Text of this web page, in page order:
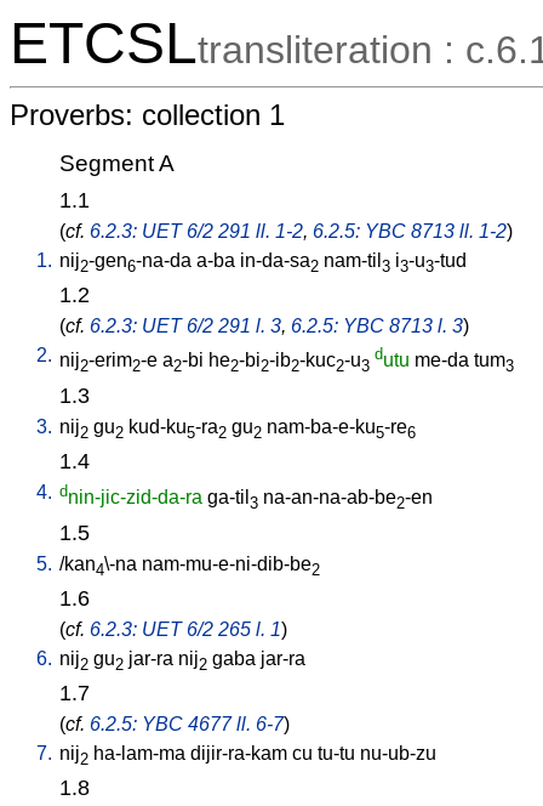
ETCSLtransliteration :
Proverbs: collection 1
Segment A
1.1
(cf. 6.2.3: UET 6/2 291 ll. 1-2, 6.2.5: YBC 8713 ll. 1-2)
1. nij2-gen6-na-da a-ba in-da-sa2 nam-til 3 i3-u3-tud
1.2
(cf. 6.2.3: UET 6/2 291 l. 3, 6.2.5: YBC 8713 l. 3)
2. nij2-erim2-e a2-bi he2-bi2-ib2-kuc2-u3
dutu me-da tum3
1.3
3. nij2 gu2 kud-ku5-ra2 gu2 nam-ba-e-ku5-re6
1.4
4. dnin-jic-zid-da-ra ga-til 3 na-an-na-ab-be2-en
1.5
5. /kan4\-na nam-mu-e-ni-dib-be2
1.6
(cf. 6.2.3: UET 6/2 265 l. 1)
6. nij2 gu2 jar-ra nij2 gaba jar-ra
1.7
(cf. 6.2.5: YBC 4677 ll. 6-7)
7. nij2 ha-lam-ma dijir-ra-kam cu tu-tu nu-ub-zu
1.8